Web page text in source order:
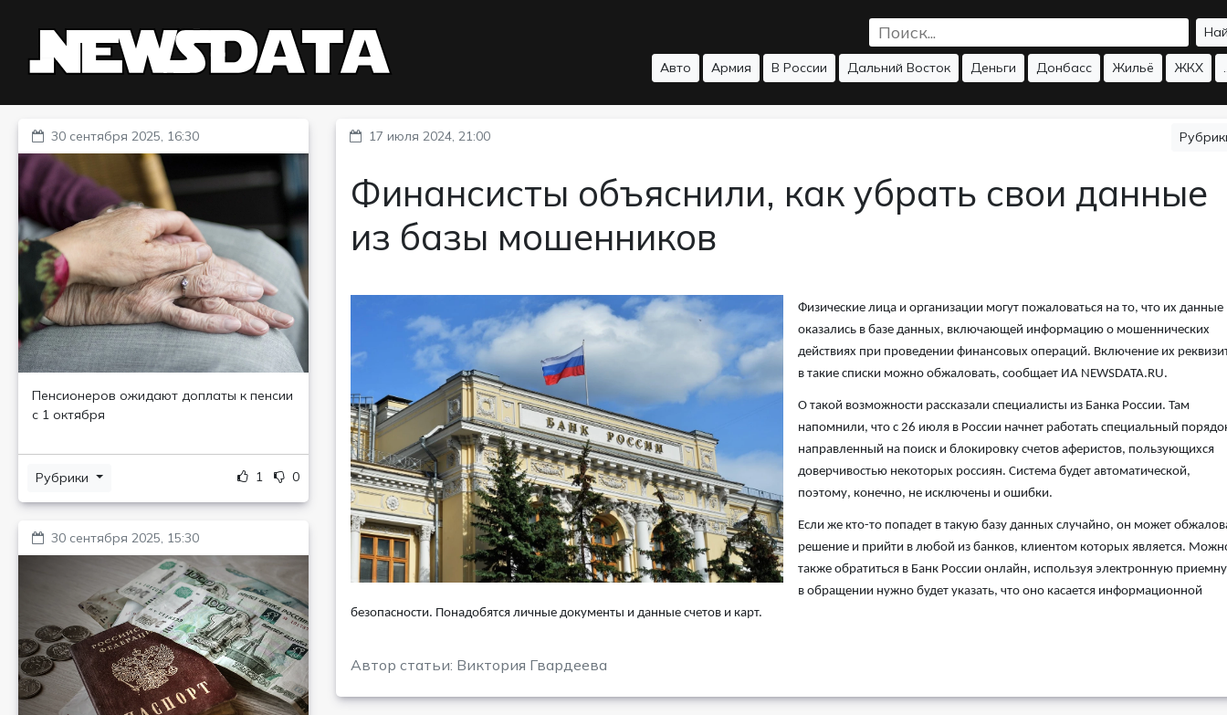
Авто Армия В России Дальний Восток Деньги Донбасс Жильё ЖКХ
30 сентября 2025, 16:30
Пенсионеров ожидают доплаты к пенсии
с 1 октября
Рубрики 1 0
30 сентября 2025, 15:30
17 июля 2024, 21:00
Финансисты объяснили, как убрать свои данные
из базы мошенников
Физические лица и организации могут пожаловаться на то, что их данные
оказались в базе данных, включающей информацию о мошеннических
действиях при проведении финансовых операций. Включение их
в такие списки можно обжаловать, сообщает ИА NEWSDATA.RU.
О такой возможности рассказали специалисты из Банка России. Там
напомнили, что с 26 июля в России начнет работать специальный
направленный на поиск и блокировку счетов аферистов, пользующихся
доверчивостью некоторых россиян. Система будет автоматической,
поэтому, конечно, не исключены и ошибки.
Если же кто-то попадет в такую базу данных случайно, он может
решение и прийти в любой из банков, клиентом которых является.
также обратиться в Банк России онлайн, используя электронную
в обращении нужно будет указать, что оно касается информационной
безопасности. Понадобятся личные документы и данные счетов и карт.
Автор статьи: Виктория Гвардеева